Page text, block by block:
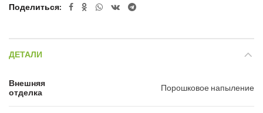
Поделиться
ДЕТАЛИ
Внешняя
отделка
Порошковое напыление